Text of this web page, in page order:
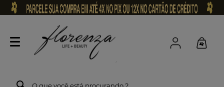
O que você está procurando ?